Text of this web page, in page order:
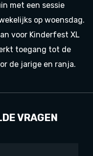
met een sessie
op woensdag.
voor Kinderfest XL
toegang tot de
de jarige en ranja.
VRAGEN